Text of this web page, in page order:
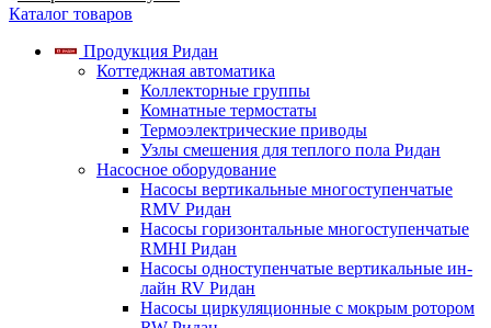
Каталог товаров
Продукция Ридан
Коттеджная автоматика
Коллекторные группы
Комнатные термостаты
Термоэлектрические приводы
Узлы смешения для теплого пола Ридан
Насосное оборудование
Насосы вертикальные многоступенчатые
RMV Ридан
Насосы горизонтальные многоступенчатые
RMHI Ридан
Насосы одноступенчатые вертикальные ин-
лайн RV Ридан
Насосы циркуляционные с мокрым ротором